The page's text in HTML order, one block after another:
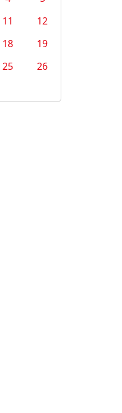
11
12
18
19
25
26